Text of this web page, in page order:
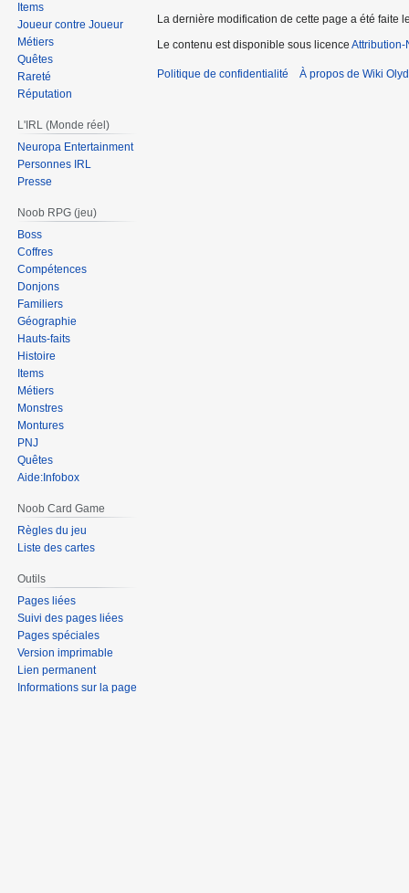
Items
Joueur contre Joueur
Métiers
Quêtes
Rareté
Réputation
L'IRL (Monde réel)
Neuropa Entertainment
Personnes IRL
Presse
Noob RPG (jeu)
Boss
Coffres
Compétences
Donjons
Familiers
Géographie
Hauts-faits
Histoire
Items
Métiers
Monstres
Montures
PNJ
Quêtes
Aide:Infobox
Noob Card Game
Règles du jeu
Liste des cartes
Outils
Pages liées
Suivi des pages liées
Pages spéciales
Version imprimable
Lien permanent
Informations sur la page
La dernière modification de cette page a été faite
Le contenu est disponible sous licence Attribution-
Politique de confidentialité À propos de Wiki